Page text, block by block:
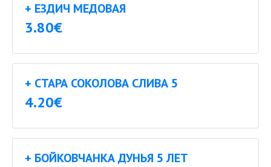
+ ЕЗДИЧ МЕДОВАЯ
3.80€
+ СТАРА СОКОЛОВА СЛИВА 5
4.20€
+ БОЙКОВЧАНКА ДУНЬЯ 5 ЛЕТ